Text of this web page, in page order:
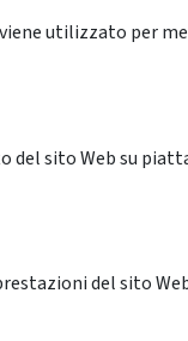
utilizzato per
sito Web su
del sito